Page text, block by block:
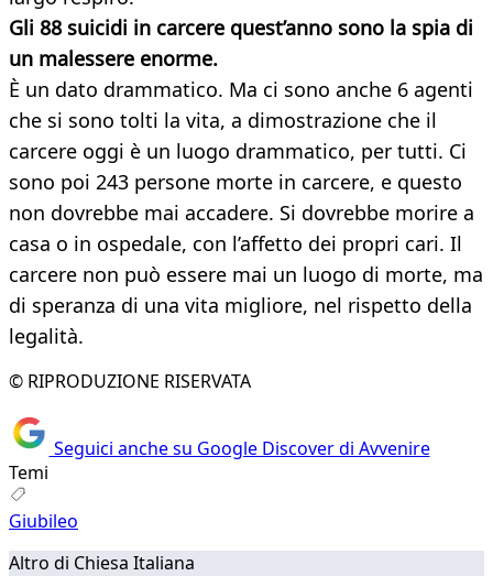
Gli 88 suicidi in carcere quest’anno sono la spia di
un malessere enorme.
È un dato drammatico. Ma ci sono anche 6 agenti
che si sono tolti la vita, a dimostrazione che il
carcere oggi è un luogo drammatico, per tutti. Ci
sono poi 243 persone morte in carcere, e questo
non dovrebbe mai accadere. Si dovrebbe morire a
casa o in ospedale, con l’affetto dei propri cari. Il
carcere non può essere mai un luogo di morte, ma
di speranza di una vita migliore, nel rispetto della
legalità.
© RIPRODUZIONE RISERVATA
Seguici anche su Google Discover di Avvenire
Temi
Giubileo
Altro di Chiesa Italiana